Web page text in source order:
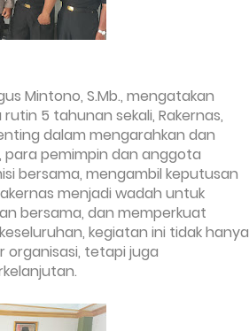
Mintono, S.Mb., mengatakan
5 tahunan sekali, Rakernas,
dalam mengarahkan dan
para pemimpin dan anggota
bersama, mengambil keputusan
menjadi wadah untuk
bersama, dan memperkuat
kegiatan ini tidak hanya
organisasi, tetapi juga